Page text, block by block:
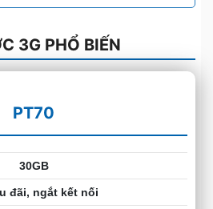
3G PHỔ BIẾN
PT70
30GB
đãi, ngắt kết nối